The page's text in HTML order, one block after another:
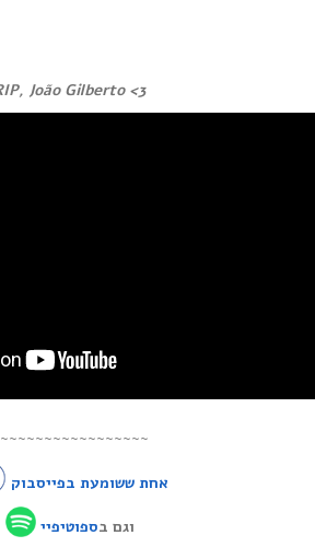
João Gilberto <3
אחת ששומעת בפייסבוק
וגם בספוטיפיי